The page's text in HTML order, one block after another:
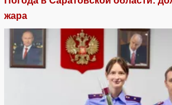
жара